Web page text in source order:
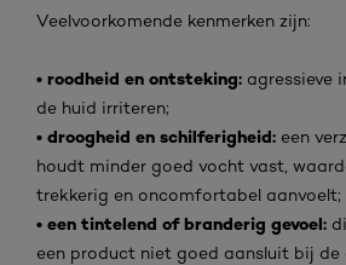
Veelvoorkomende kenmerken zijn:
• roodheid en ontsteking: agressieve
de huid irriteren;
• droogheid en schilferigheid: een
houdt minder goed vocht vast,
trekkerig en oncomfortabel aanvoelt;
• een tintelend of branderig gevoel:
een product niet goed aansluit bij de